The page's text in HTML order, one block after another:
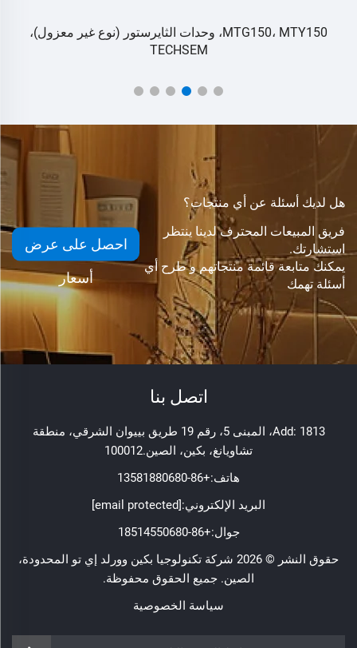
MTG150، MTY150، وحدات الثايرستور (نوع غير معزول)،
TECHSEM
هل لديك أسئلة عن أي منتجات؟
فريق المبيعات المحترف لدينا ينتظر
استشارتك.
يمكنك متابعة قائمة منتجاتهم و طرح أي
أسئلة تهمك
احصل على عرض
أسعار
اتصل بنا
Add: 1813، المبنى 5، رقم 19 طريق بييوان الشرقي، منطقة
تشاويانغ، بكين، الصين.100012
هاتف:+86-13581880680
البريد الإلكتروني:[email protected]
جوال:+86-18514550680
حقوق النشر © 2026 شركة تكنولوجيا بكين وورلد إي تو المحدودة،
الصين. جميع الحقوق محفوظة.
سياسة الخصوصية